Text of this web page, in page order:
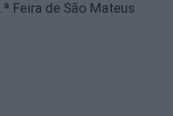
Feira de São Mateus